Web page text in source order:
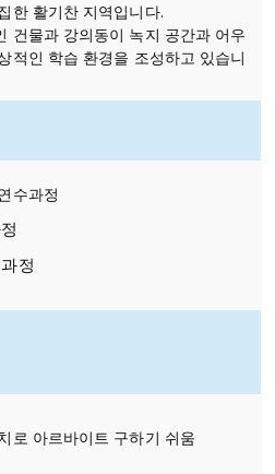
한 활기찬 지역입니다.
건물과 강의동이 녹지 공간과 어우
적인 학습 환경을 조성하고 있습니
수과정
정
로 아르바이트 구하기 쉬움